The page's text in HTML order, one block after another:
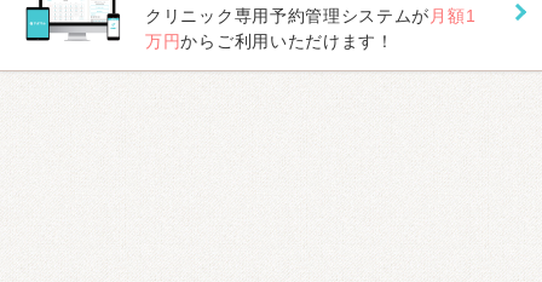
クリニック専用予約管理システムが 月額1
万円からご利用いただけます！